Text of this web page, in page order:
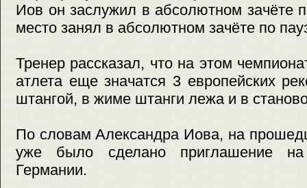
Иов он заслужил в абсолютном зачёте
место занял в абсолютном зачёте по
Тренер рассказал, что на этом
атлета еще значатся 3 европейских
штангой, в жиме штанги лежа и в
По словам Александра Иова, на
уже было сделано приглашение
Германии.